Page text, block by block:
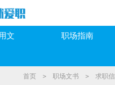
文 职场指南
首页 > 职场文书 > 求职信